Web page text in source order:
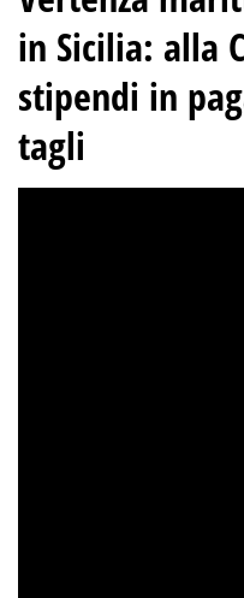
in Sicilia: alla
stipendi in
tagli